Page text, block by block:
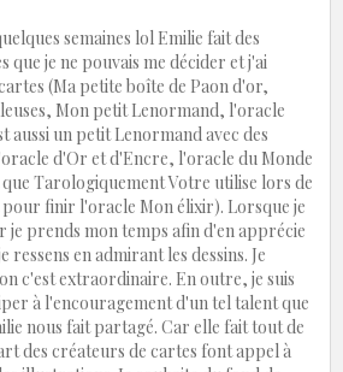
semaines lol Emilie fait des
que je ne pouvais me décider et j'ai
(Ma petite boîte de Paon d'or,
Mon petit Lenormand, l'oracle
aussi un petit Lenormand avec des
d'Or et d'Encre, l'oracle du Monde
Tarologiquement Votre utilise lors de
finir l'oracle Mon élixir). Lorsque je
je prends mon temps afin d'en apprécie
ressens en admirant les dessins. Je
c'est extraordinaire. En outre, je suis
à l'encouragement d'un tel talent que
nous fait partagé. Car elle fait tout de
des créateurs de cartes font appel à